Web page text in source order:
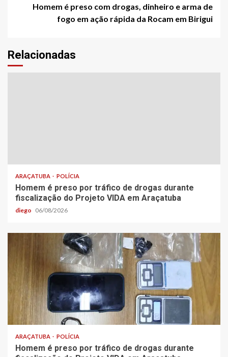
Homem é preso com drogas, dinheiro e arma de
fogo em ação rápida da Rocam em Birigui
Relacionadas
ARAÇATUBA POLÍCIA
Homem é preso por tráfico de drogas durante
fiscalização do Projeto VIDA em Araçatuba
diego 06/08/2026
ARAÇATUBA POLÍCIA
Homem é preso por tráfico de drogas durante